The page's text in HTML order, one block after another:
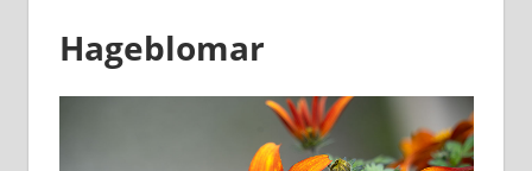
Hageblomar